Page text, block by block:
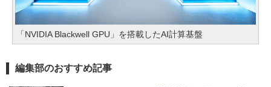
「NVIDIA Blackwell GPU」を搭載したAI計算基盤
編集部のおすすめ記事